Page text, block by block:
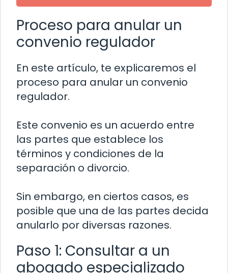
Proceso para anular un
convenio regulador
En este artículo, te explicaremos el
proceso para anular un convenio
regulador.
Este convenio es un acuerdo entre
las partes que establece los
términos y condiciones de la
separación o divorcio.
Sin embargo, en ciertos casos, es
posible que una de las partes decida
anularlo por diversas razones.
Paso 1: Consultar a un
abogado especializado